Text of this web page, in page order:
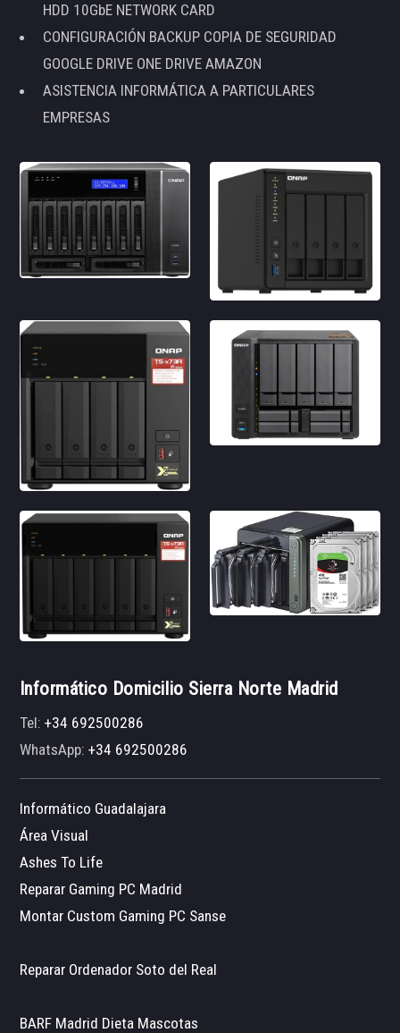
HDD 10GbE NETWORK CARD
CONFIGURACIÓN BACKUP COPIA DE SEGURIDAD
GOOGLE DRIVE ONE DRIVE AMAZON
ASISTENCIA INFORMÁTICA A PARTICULARES
EMPRESAS
Informático Domicilio Sierra Norte Madrid
Tel:+34 692500286
WhatsApp:+34 692500286
Informático Guadalajara
Área Visual
Ashes To Life
Reparar Gaming PC Madrid
Montar Custom Gaming PC Sanse
Reparar Ordenador Soto del Real
BARF Madrid Dieta Mascotas